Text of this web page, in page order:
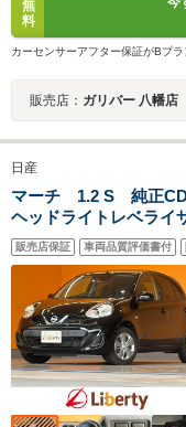
無
料
カーセンサーアフター保証がBプ
販売店： ガリバー 八幡店
日産
マーチ 1.2 S 純正CD
ヘッドライトレベライ
販売店保証 車両品質評価書付